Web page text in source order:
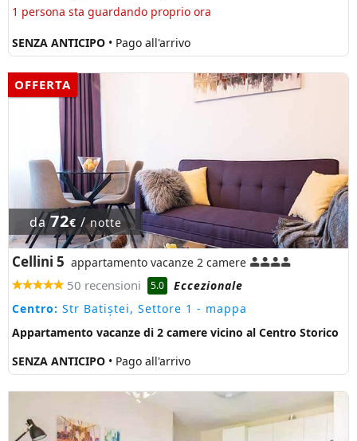
1 persona sta guardando proprio ora
SENZA ANTICIPO • Pago all'arrivo
OFFERTA
da72€ /notte
Cellini 5 appartamento vacanze 2 camere
50 recensioni 5.0
Eccezionale
Centro: Str Batiștei, Settore 1 - mappa
Appartamento vacanze di 2 camere vicino al Centro Storico
SENZA ANTICIPO • Pago all'arrivo